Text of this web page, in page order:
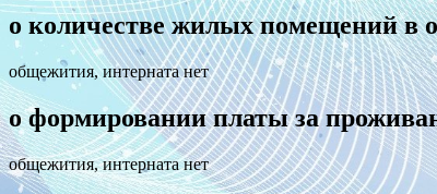
о количестве жилых помещений в
общежития, интерната нет
о формировании платы за
общежития, интерната нет